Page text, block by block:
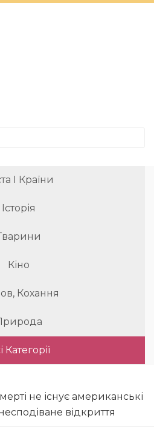
І Країни
Історія
Кіно
Кохання
Категорії
не існує американські
відкриття